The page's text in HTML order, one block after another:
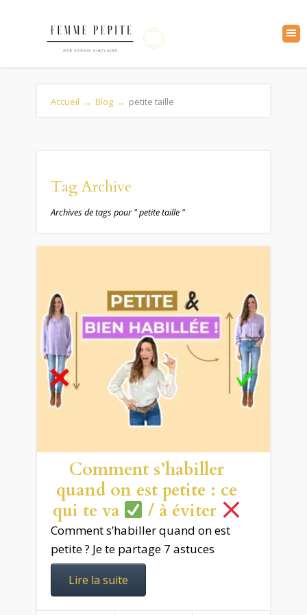
Accueil → Blog → petite taille
Tag Archive
Archives de tags pour " petite taille "
Comment s’habiller
quand on est petite : ce
qui te va
/ à éviter
Comment s’habiller quand on est
petite ? Je te partage 7 astuces
Lire la suite